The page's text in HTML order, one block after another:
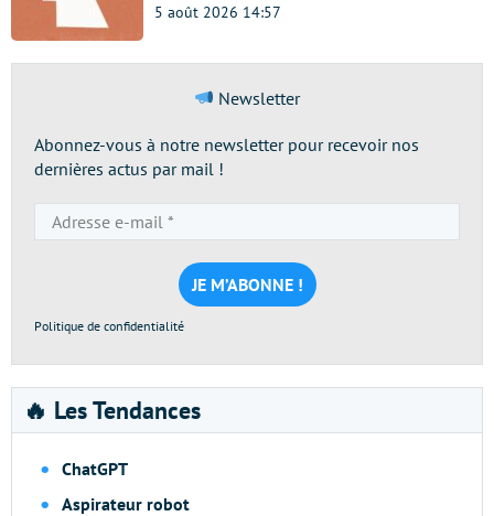
5 août 2026 14:57
Newsletter
Abonnez-vous à notre newsletter pour recevoir nos
dernières actus par mail !
e-
mail
*
Politique de confidentialité
🔥 Les Tendances
ChatGPT
Aspirateur robot